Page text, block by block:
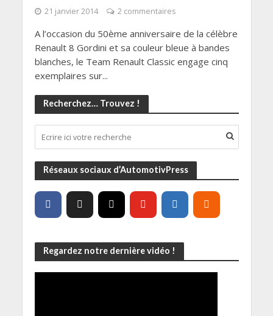
21 janvier 2014 2 commentaires
A l’occasion du 50ème anniversaire de la célèbre
Renault 8 Gordini et sa couleur bleue à bandes
blanches, le Team Renault Classic engage cinq
exemplaires sur...
Recherchez… Trouvez !
Réseaux sociaux d’AutomotivPress
Regardez notre dernière vidéo !